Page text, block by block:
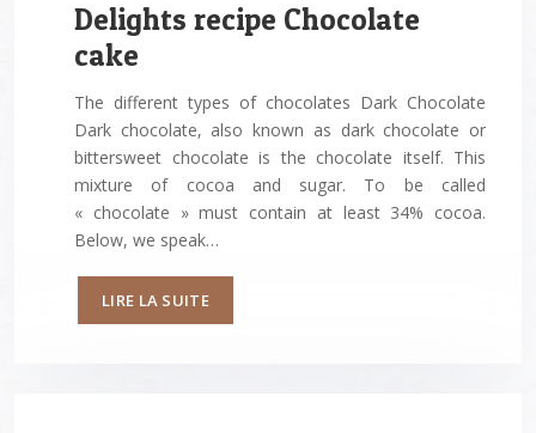
Delights recipe Chocolate
cake
The different types of chocolates Dark Chocolate
Dark chocolate, also known as dark chocolate or
bittersweet chocolate is the chocolate itself. This
mixture of cocoa and sugar. To be called
« chocolate » must contain at least 34% cocoa.
Below, we speak…
LIRE LA SUITE